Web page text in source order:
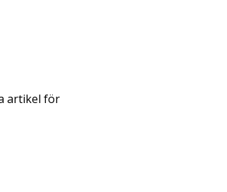
artikel för